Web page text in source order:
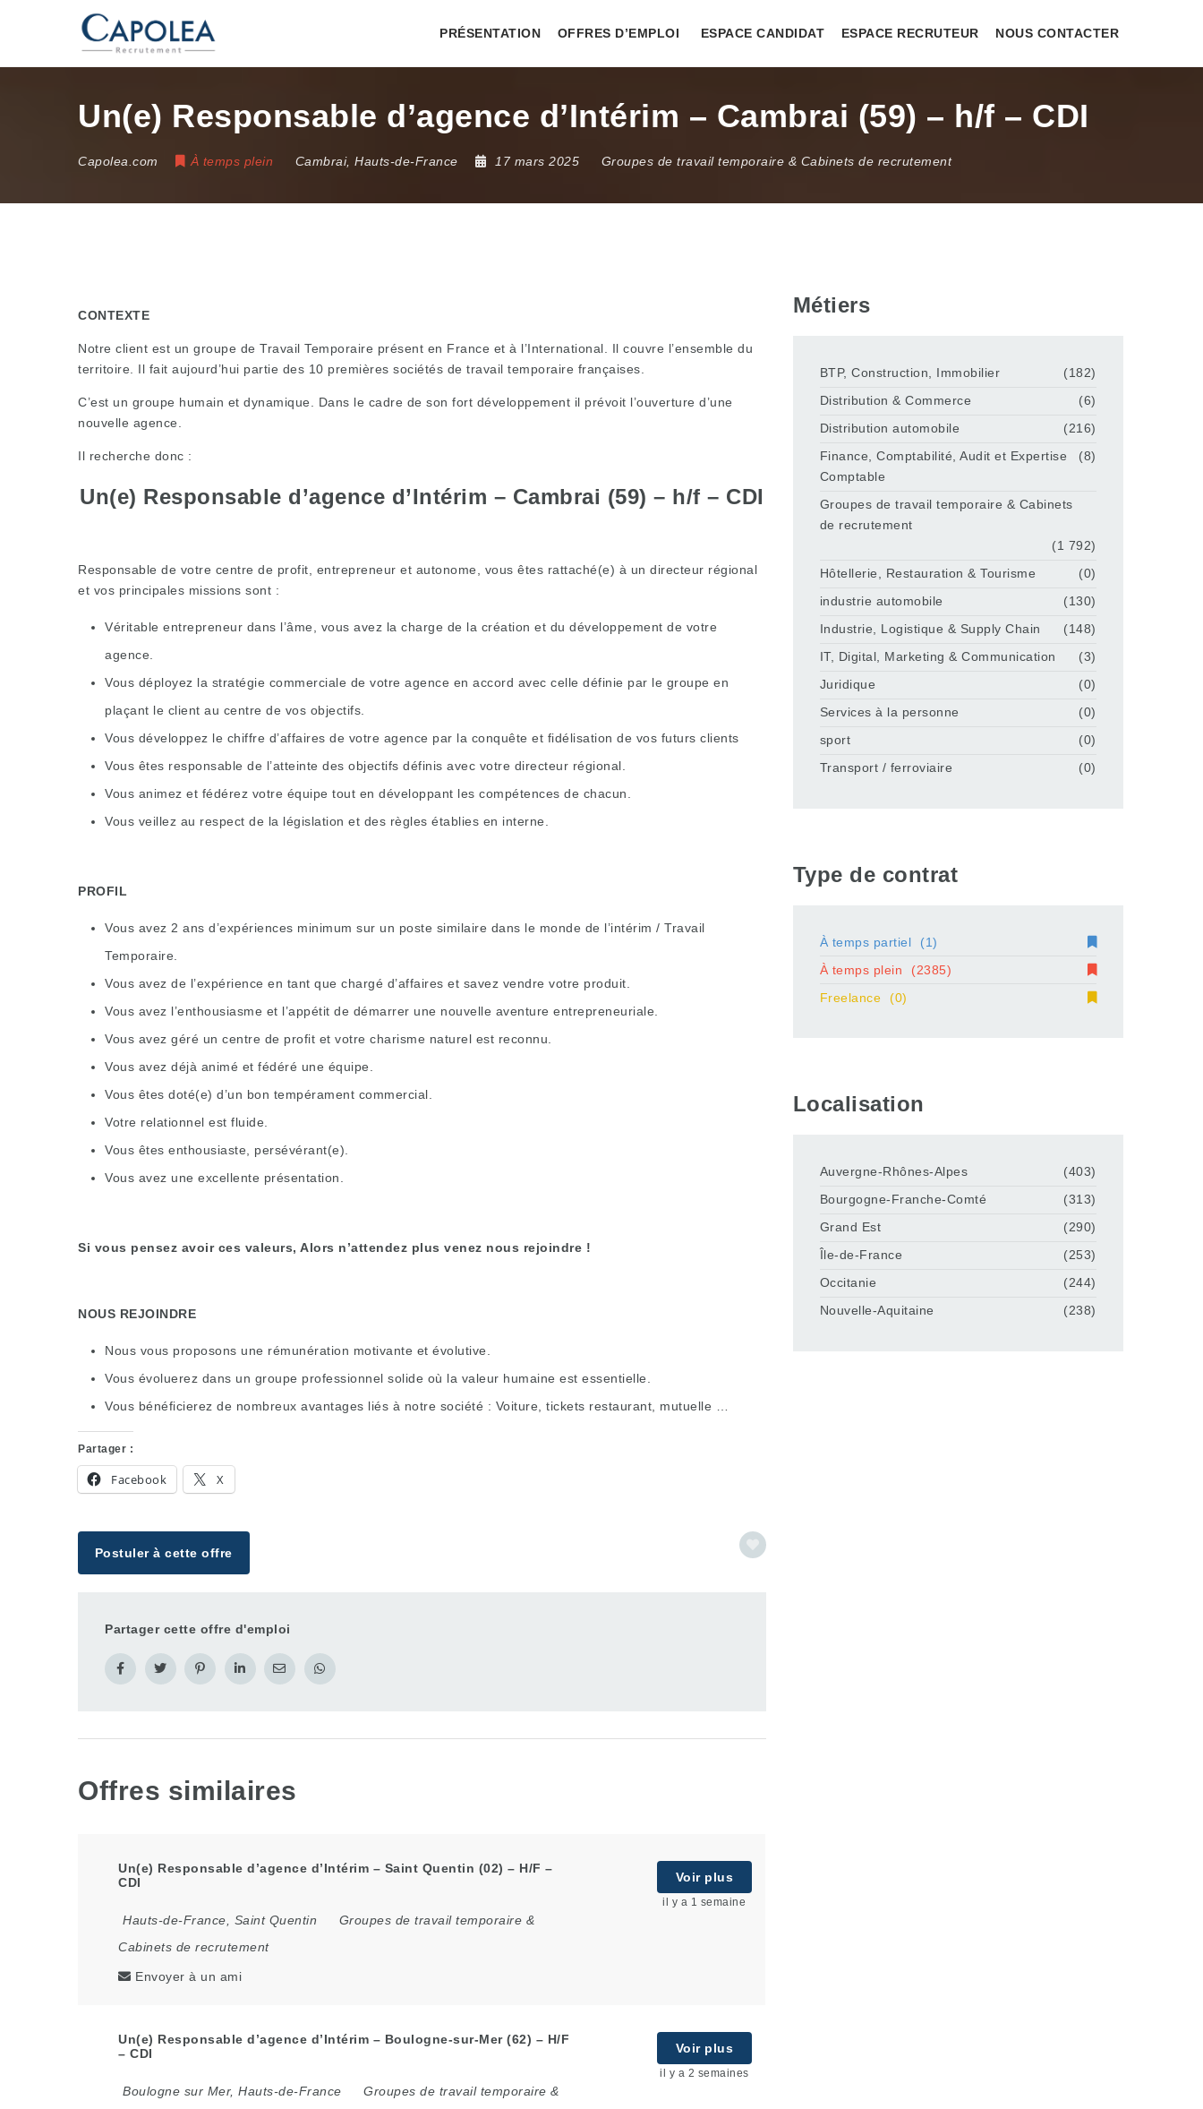
PRÉSENTATION OFFRES D’EMPLOI ESPACE CANDIDAT ESPACE RECRUTEUR NOUS CONTACTER
Un(e) Responsable d’agence d’Intérim – Cambrai (59) – h/f – CDI
Capolea.com À temps plein Cambrai, Hauts-de-France 17 mars 2025 Groupes de travail temporaire & Cabinets de recrutement
CONTEXTE
Notre client est un groupe de Travail Temporaire présent en France et à l’International. Il couvre l’ensemble du
territoire. Il fait aujourd’hui partie des 10 premières sociétés de travail temporaire françaises.
C’est un groupe humain et dynamique. Dans le cadre de son fort développement il prévoit l’ouverture d’une
nouvelle agence.
Il recherche donc :
Un(e) Responsable d’agence d’Intérim – Cambrai (59) – h/f – CDI
Responsable de votre centre de profit, entrepreneur et autonome, vous êtes rattaché(e) à un directeur régional
et vos principales missions sont :
Véritable entrepreneur dans l’âme, vous avez la charge de la création et du développement de votre
agence.
Vous déployez la stratégie commerciale de votre agence en accord avec celle définie par le groupe en
plaçant le client au centre de vos objectifs.
Vous développez le chiffre d’affaires de votre agence par la conquête et fidélisation de vos futurs clients
Vous êtes responsable de l’atteinte des objectifs définis avec votre directeur régional.
Vous animez et fédérez votre équipe tout en développant les compétences de chacun.
Vous veillez au respect de la législation et des règles établies en interne.
PROFIL
Vous avez 2 ans d’expériences minimum sur un poste similaire dans le monde de l’intérim / Travail
Temporaire.
Vous avez de l’expérience en tant que chargé d’affaires et savez vendre votre produit.
Vous avez l’enthousiasme et l’appétit de démarrer une nouvelle aventure entrepreneuriale.
Vous avez géré un centre de profit et votre charisme naturel est reconnu.
Vous avez déjà animé et fédéré une équipe.
Vous êtes doté(e) d’un bon tempérament commercial.
Votre relationnel est fluide.
Vous êtes enthousiaste, persévérant(e).
Vous avez une excellente présentation.
Si vous pensez avoir ces valeurs, Alors n’attendez plus venez nous rejoindre !
NOUS REJOINDRE
Nous vous proposons une rémunération motivante et évolutive.
Vous évoluerez dans un groupe professionnel solide où la valeur humaine est essentielle.
Vous bénéficierez de nombreux avantages liés à notre société : Voiture, tickets restaurant, mutuelle …
Partager :
Facebook X
Postuler à cette offre
Partager cette offre d'emploi
Offres similaires
Un(e) Responsable d’agence d’Intérim – Saint Quentin (02) – H/F –
CDI
Hauts-de-France Saint Quentin
Groupes de travail temporaire &
Cabinets de recrutement
Envoyer à un ami
Voir plus
il y a 1 semaine
Un(e) Responsable d’agence d’Intérim – Boulogne-sur-Mer (62) – H/F
– CDI
Boulogne sur Mer, Hauts-de-France
Groupes de travail temporaire &
Voir plus
il y a 2 semaines
Métiers
BTP, Construction, Immobilier
(182)
Distribution & Commerce
(6)
Distribution automobile
(216)
Finance, Comptabilité, Audit et Expertise
Comptable
(8)
Groupes de travail temporaire & Cabinets
de recrutement
(1 792)
Hôtellerie, Restauration & Tourisme
(0)
industrie automobile
(130)
Industrie, Logistique & Supply Chain
(148)
IT, Digital, Marketing & Communication
(3)
Juridique
(0)
Services à la personne
(0)
sport
(0)
Transport / ferroviaire
(0)
Type de contrat
À temps partiel
(1)
À temps plein
(2385)
Freelance
(0)
Localisation
Auvergne-Rhônes-Alpes
(403)
Bourgogne-Franche-Comté
(313)
Grand Est
(290)
Île-de-France
(253)
Occitanie
(244)
Nouvelle-Aquitaine
(238)